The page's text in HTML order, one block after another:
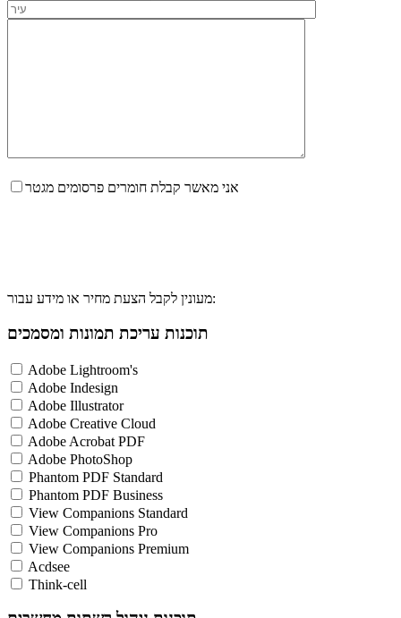
אני מאשר קבלת חומרים פרסומים מגטר
מעונין לקבל הצעת מחיר או מידע עבור:
תוכנות עריכת תמונות ומסמכים
Adobe Lightroom's
Adobe Indesign
Adobe Illustrator
Adobe Creative Cloud
Adobe Acrobat PDF
Adobe PhotoShop
Phantom PDF Standard
Phantom PDF Business
View Companions Standard
View Companions Pro
View Companions Premium
Acdsee
Think-cell